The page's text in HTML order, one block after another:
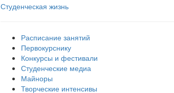
Студенческая жизнь
Расписание занятий
Первокурснику
Конкурсы и фестивали
Студенческие медиа
Майноры
Творческие интенсивы